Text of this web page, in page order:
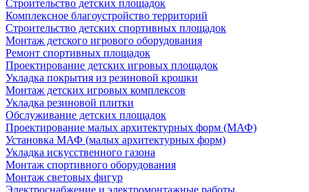
Строительство детских площадок
Комплексное благоустройство территорий
Строительство детских спортивных площадок
Монтаж детского игрового оборудования
Ремонт спортивных площадок
Проектирование детских игровых площадок
Укладка покрытия из резиновой крошки
Монтаж детских игровых комплексов
Укладка резиновой плитки
Обслуживание детских площадок
Проектирование малых архитектурных форм (МАФ)
Установка МАФ (малых архитектурных форм)
Укладка искусственного газона
Монтаж спортивного оборудования
Монтаж световых фигур
Электроснабжение и электромонтажные работы